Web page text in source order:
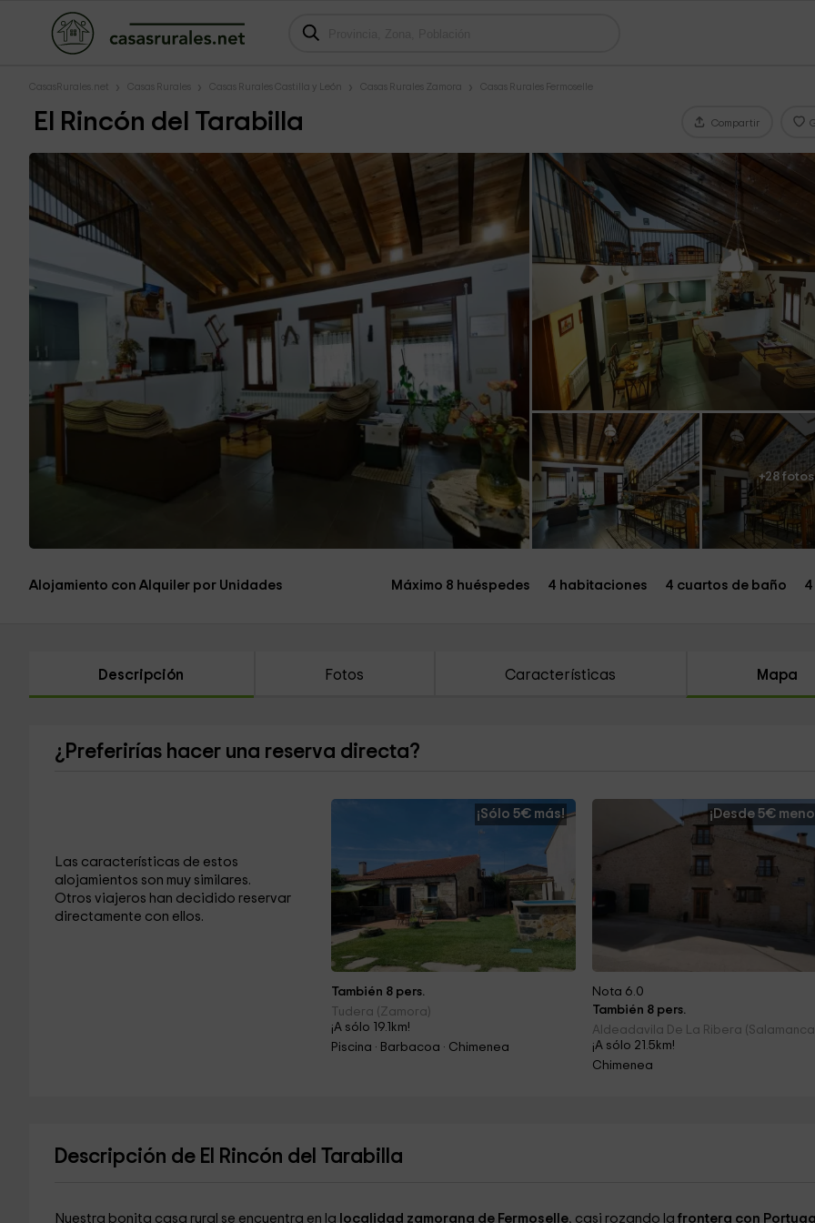
CasasRurales.net Casas Rurales Casas Rurales Castilla y León Casas Rurales Zamora Casas Rurales Fermoselle
El Rincón del Tarabilla Compartir
+28 fotos
Alojamiento con Alquiler por Unidades Máximo 8 huéspedes 4 habitaciones 4 cuartos de baño
Descripción Fotos Características Mapa
¿Preferirías hacer una reserva directa?
Las características de estos
alojamientos son muy similares.
Otros viajeros han decidido reservar
directamente con ellos.
¡Sólo 5€ más!
También 8 pers.
Tudera (Zamora)
¡A sólo 19.1km!
Piscina · Barbacoa · Chimenea
¡Desde 5€
Nota 6.0
También 8 pers.
Aldeadavila De La Ribera
¡A sólo 21.5km!
Chimenea
Descripción de El Rincón del Tarabilla
Nuestra bonita casa rural se encuentra en la localidad zamorana de Fermoselle, casi rozando la frontera con